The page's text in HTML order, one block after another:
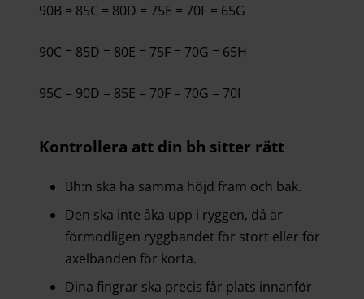
90B = 85C = 80D = 75E = 70F = 65G
90C = 85D = 80E = 75F = 70G = 65H
95C = 90D = 85E = 70F = 70G = 70I
Kontrollera att din bh sitter rätt
Bh:n ska ha samma höjd fram och bak.
Den ska inte åka upp i ryggen, då är
förmodligen ryggbandet för stort eller för
axelbanden för korta.
Dina fingrar ska precis får plats innanför